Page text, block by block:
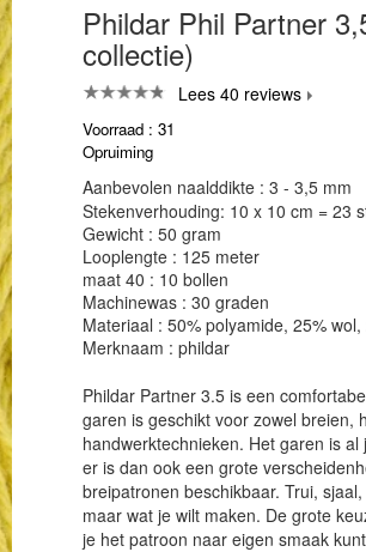
Phildar Phil Partner
collectie)
Lees 40 reviews
Voorraad : 31
Opruiming
Aanbevolen naalddikte : 3 - 3,5 mm
Stekenverhouding: 10 x 10 cm = 23
Gewicht : 50 gram
Looplengte : 125 meter
maat 40 : 10 bollen
Machinewas : 30 graden
Materiaal : 50% polyamide, 25% wol,
Merknaam : phildar
Phildar Partner 3.5 is een
garen is geschikt voor zowel breien,
handwerktechnieken. Het garen is
er is dan ook een grote
breipatronen beschikbaar. Trui,
maar wat je wilt maken. De grote
je het patroon naar eigen smaak